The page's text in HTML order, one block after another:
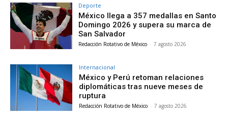
Deporte
México llega a 357 medallas en Santo
Domingo 2026 y supera su marca de
San Salvador
Redacción Rotativo de México - 7 agosto 2026
Internacional
México y Perú retoman relaciones
diplomáticas tras nueve meses de
ruptura
Redacción Rotativo de México - 7 agosto 2026